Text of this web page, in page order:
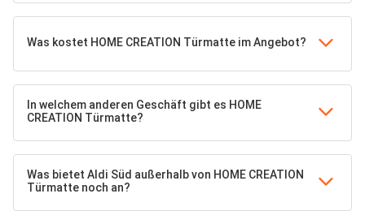
Was kostet HOME CREATION Türmatte im Angebot?
In welchem anderen Geschäft gibt es HOME
CREATION Türmatte?
Was bietet Aldi Süd außerhalb von HOME CREATION
Türmatte noch an?